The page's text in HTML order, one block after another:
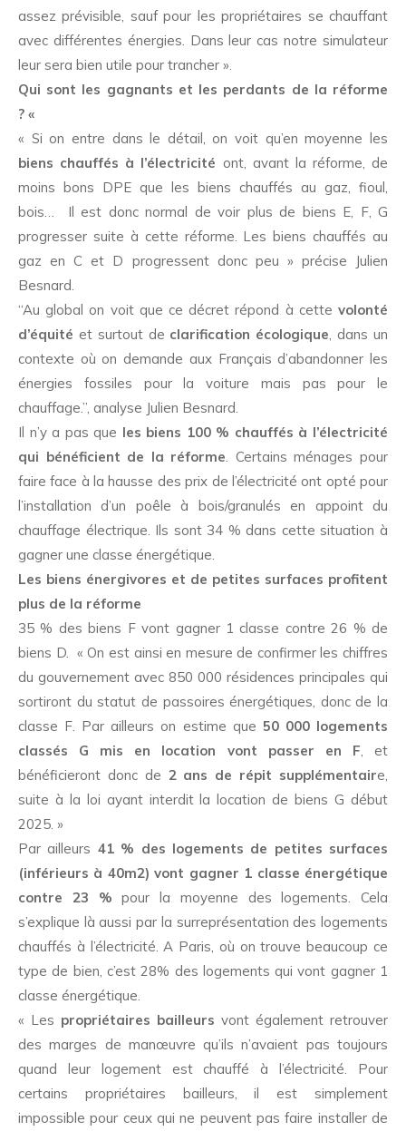
assez prévisible, sauf pour les propriétaires se chauffant
avec différentes énergies. Dans leur cas notre simulateur
leur sera bien utile pour trancher ».
Qui sont les gagnants et les perdants de la réforme
? «
« Si on entre dans le détail, on voit qu’en moyenne les
biens chauffés à l’électricité ont, avant la réforme, de
moins bons DPE que les biens chauffés au gaz, fioul,
bois… Il est donc normal de voir plus de biens E, F, G
progresser suite à cette réforme. Les biens chauffés au
gaz en C et D progressent donc peu » précise Julien
Besnard.
“Au global on voit que ce décret répond à cette volonté
d’équité et surtout de clarification écologique, dans un
contexte où on demande aux Français d’abandonner les
énergies fossiles pour la voiture mais pas pour le
chauffage.”, analyse Julien Besnard.
Il n’y a pas que les biens 100 % chauffés à l’électricité
qui bénéficient de la réforme. Certains ménages pour
faire face à la hausse des prix de l’électricité ont opté pour
l’installation d’un poêle à bois/granulés en appoint du
chauffage électrique. Ils sont 34 % dans cette situation à
gagner une classe énergétique.
Les biens énergivores et de petites surfaces profitent
plus de la réforme
35 % des biens F vont gagner 1 classe contre 26 % de
biens D. « On est ainsi en mesure de confirmer les chiffres
du gouvernement avec 850 000 résidences principales qui
sortiront du statut de passoires énergétiques, donc de la
classe F. Par ailleurs on estime que 50 000 logements
classés G mis en location vont passer en F, et
bénéficieront donc de 2 ans de répit supplémentaire,
suite à la loi ayant interdit la location de biens G début
2025. »
Par ailleurs 41 % des logements de petites surfaces
(inférieurs à 40m2) vont gagner 1 classe énergétique
contre 23 % pour la moyenne des logements. Cela
s’explique là aussi par la surreprésentation des logements
chauffés à l’électricité. A Paris, où on trouve beaucoup ce
type de bien, c’est 28% des logements qui vont gagner 1
classe énergétique.
« Les propriétaires bailleurs vont également retrouver
des marges de manœuvre qu’ils n’avaient pas toujours
quand leur logement est chauffé à l’électricité. Pour
certains propriétaires bailleurs, il est simplement
impossible pour ceux qui ne peuvent pas faire installer de